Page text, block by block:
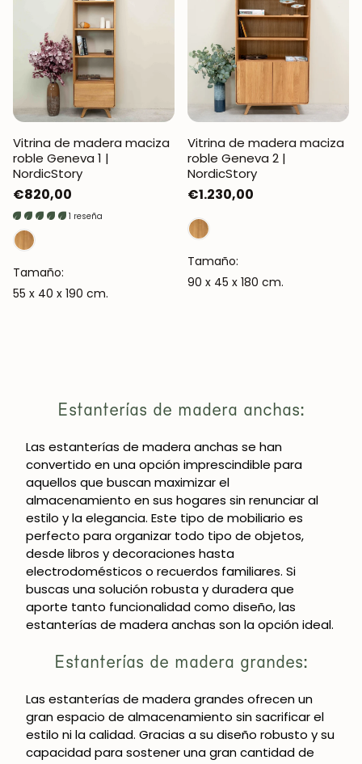
Vitrina de madera maciza
roble Geneva 1 |
NordicStory
Precio
regular
€820,00
1 reseña
Tamaño:
55 x 40 x 190 cm.
Vitrina de madera maciza
roble Geneva 2 |
NordicStory
Precio
regular
€1.230,00
Tamaño:
90 x 45 x 180 cm.
Estanterías de madera anchas:
Las estanterías de madera anchas se han
convertido en una opción imprescindible para
aquellos que buscan maximizar el
almacenamiento en sus hogares sin renunciar al
estilo y la elegancia. Este tipo de mobiliario es
perfecto para organizar todo tipo de objetos,
desde libros y decoraciones hasta
electrodomésticos o recuerdos familiares. Si
buscas una solución robusta y duradera que
aporte tanto funcionalidad como diseño, las
estanterías de madera anchas son la opción ideal.
Estanterías de madera grandes:
Las estanterías de madera grandes ofrecen un
gran espacio de almacenamiento sin sacrificar el
estilo ni la calidad. Gracias a su diseño robusto y su
capacidad para sostener una gran cantidad de